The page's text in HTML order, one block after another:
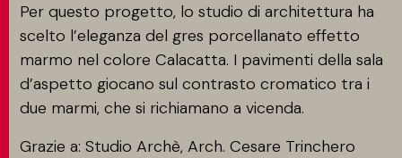
AREA RISERVATA
Per questo progetto, lo studio di architettura ha
scelto l’eleganza del gres porcellanato effetto
marmo nel colore Calacatta. I pavimenti della sala
d’aspetto giocano sul contrasto cromatico tra i
due marmi, che si richiamano a vicenda.
Grazie a: Studio Archè, Arch. Cesare Trinchero